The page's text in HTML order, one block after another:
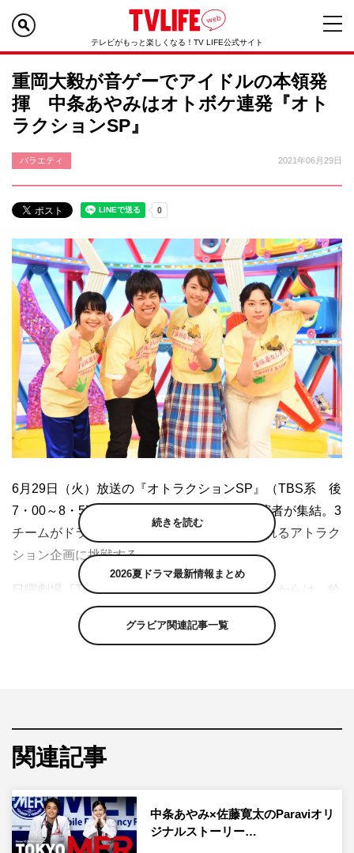
テレビがもっと楽しくなる！TV LIFE公式サイト
重岡大毅が音ゲーでアイドルの本領発
揮 中条あやみはオトボケ連発『オト
ラクションSP』
バラエティ 2021年06月29日
6月29日（火）放送の『オトラクションSP』（TBS系 後
7・00～8・57）は、TBS7月期3ドラマの出演者が集結。3
チームがドラマ対抗で、リズム＆音感が問われるアトラク
ション企画に挑戦する。
日曜劇場『TOKYO MER～走る緊急救命室～』からは、鈴
木亮平、賀来賢人、中条あやみ、小手伸也が登場。火曜ド
ラマ『プロミス・シンデレラ』からは、二階堂ふみ、眞栄
加わってパワーアップ。人気ソングのリズムに合わせて、
チし、ヒントを開いてクイズに答えていく。
日曜劇場チームからは賀来、中条、火曜ドラマチームから
続きを読む
2026夏ドラマ最新情報まとめ
グラビア関連記事一覧
関連記事
中条あやみ×佐藤寛太のParaviオリ
ジナルストーリー…